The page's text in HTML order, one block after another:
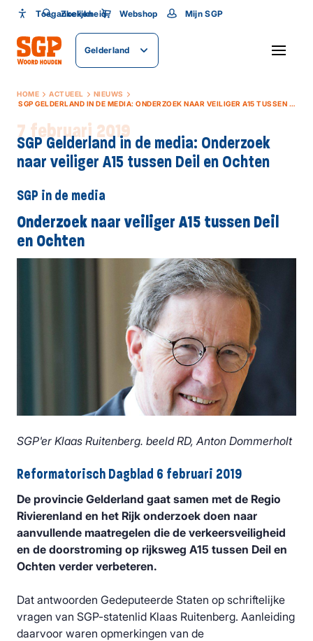
Toegankelijkheid
Toegankelijkheid
Lettergrootte
Zoeken Webshop Mijn SGP
Gelderland
HOME ACTUEEL
NIEUWS
SGP GELDERLAND IN DE MEDIA: ONDERZOEK NAAR VEILIGER A15 TUSSEN DEIL EN OCHTEN
7 februari 2019
SGP Gelderland in de media: Onderzoek
naar veiliger A15 tussen Deil en Ochten
SGP in de media
Onderzoek naar veiliger A15 tussen Deil
en Ochten
SGP'er Klaas Ruitenberg. beeld RD, Anton Dommerholt
Reformatorisch Dagblad 6 februari 2019
De provincie Gelderland gaat samen met de Regio
Rivierenland en het Rijk onderzoek doen naar
aanvullende maatregelen die de verkeersveiligheid
en de doorstroming op rijksweg A15 tussen Deil en
Ochten verder verbeteren.
Dat antwoorden Gedeputeerde Staten op schriftelijke
vragen van SGP-statenlid Klaas Ruitenberg. Aanleiding
daarvoor waren opmerkingen van de